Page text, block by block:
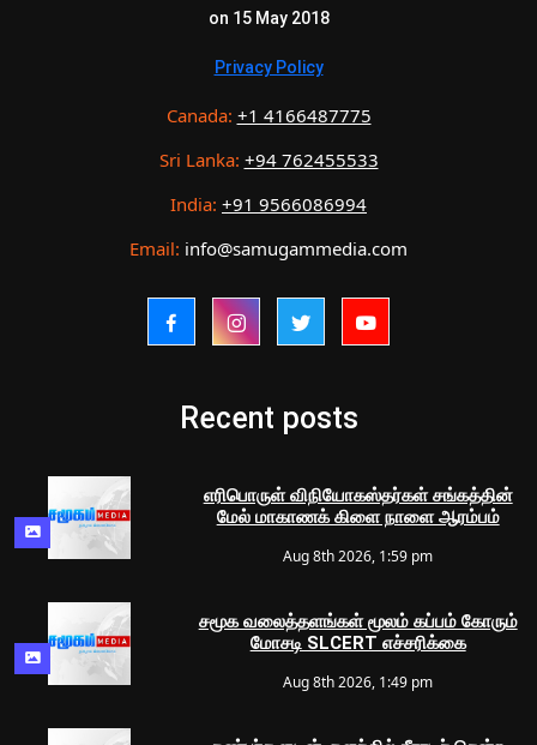
on 15 May 2018
Privacy Policy
Canada: +1 4166487775
Sri Lanka: +94 762455533
India: +91 9566086994
Email: info@samugammedia.com
Recent posts
எரிபொருள் விநியோகஸ்தர்கள் சங்கத்தின்
மேல் மாகாணக் கிளை நாளை ஆரம்பம்
Aug 8th 2026, 1:59 pm
சமூக வலைத்தளங்கள் மூலம் கப்பம் கோரும்
மோசடி SLCERT எச்சரிக்கை
Aug 8th 2026, 1:49 pm